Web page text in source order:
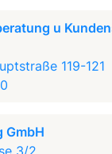
u
119-121
GmbH
3/2